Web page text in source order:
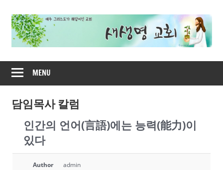
content
새
생
교
회
MENU
담임목사 칼럼
인간의 언어(言語)에는 능력(能力)이
있다
Author admin